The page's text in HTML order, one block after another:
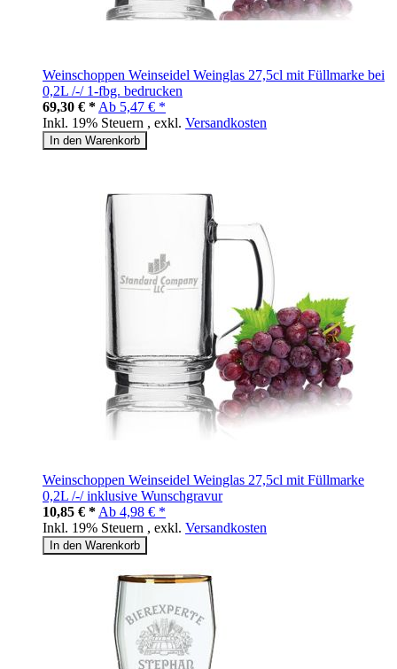
Weinschoppen Weinseidel Weinglas 27,5cl mit Füllmarke bei
0,2L /-/ 1-fbg. bedrucken
69,30 € * Ab 5,47 € *
Inkl. 19% Steuern , exkl. Versandkosten
In den Warenkorb
Weinschoppen Weinseidel Weinglas 27,5cl mit Füllmarke
0,2L /-/ inklusive Wunschgravur
10,85 € * Ab 4,98 € *
Inkl. 19% Steuern , exkl. Versandkosten
In den Warenkorb